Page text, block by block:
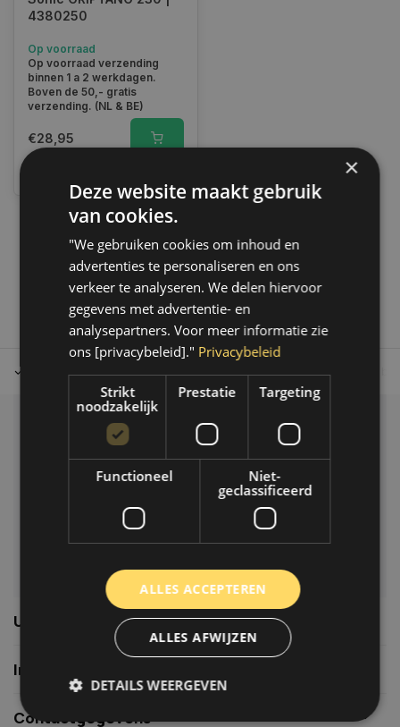
4380250
Op voorraad
Op voorraad verzending
binnen 1 a 2 werkdagen.
Boven de 50,- gratis
verzending. (NL & BE)
€28,95
1
Tot 30 dagen retour sturen. Op werkdagen voor 14.00 uur
Klantenservice
Veelgestelde vragen
06-39119169
info@autoklusser.nl
Usefull links
Informatie
Contactgegevens
×
Deze website maakt gebruik
van cookies.
"We gebruiken cookies om inhoud en
advertenties te personaliseren en ons
verkeer te analyseren. We delen hiervoor
gegevens met advertentie- en
analysepartners. Voor meer informatie zie
ons [privacybeleid]." Privacybeleid
Strikt
noodzakelijk
Prestatie Targeting
Functioneel
Niet-
geclassificeerd
ALLES ACCEPTEREN
ALLES AFWIJZEN
DETAILS WEERGEVEN